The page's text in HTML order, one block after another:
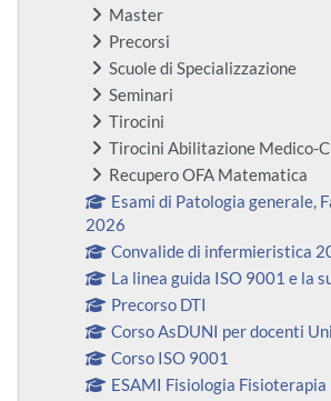
Master
Precorsi
Scuole di Specializzazione
Seminari
Tirocini
Tirocini Abilitazione Medico-
Recupero OFA Matematica
Esami di Patologia generale,
2026
Convalide di infermieristica
La linea guida ISO 9001 e la
Precorso DTI
Corso AsDUNI per docenti
Corso ISO 9001
ESAMI Fisiologia Fisioterapia